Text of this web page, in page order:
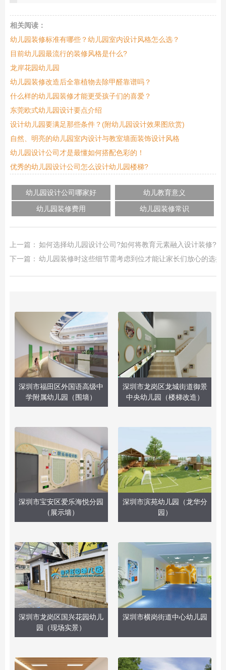
相关阅读：
幼儿园装修标准有哪些？幼儿园室内设计风格怎么选？
目前幼儿园最流行的装修风格是什么?
龙岸花园幼儿园
幼儿园装修改造后全靠植物去除甲醛靠谱吗？
什么样的幼儿园装修才能更受孩子们的喜爱？
东莞欧式幼儿园设计要点介绍
设计幼儿园要满足那些条件？(附幼儿园设计效果图欣赏)
自然、明亮的幼儿园室内设计与教室墙面装饰设计风格
幼儿园设计公司才是最懂如何搭配色彩的！
优秀的幼儿园设计公司怎么设计幼儿园楼梯?
幼儿园设计公司哪家好
幼儿教育意义
幼儿园装修费用
幼儿园装修常识
上一篇： 如何选择幼儿园设计公司?如何将教育元素融入设计装修?
下一篇： 幼儿园装修时这些细节需考虑到位才能让家长们放心的选择
深圳市福田区外国语高级中
学附属幼儿园（围墙）
深圳市龙岗区龙城街道御景
中央幼儿园（楼梯改造）
深圳市宝安区爱乐海悦分园
（展示墙）
深圳市滨苑幼儿园（龙华分
园）
深圳市龙岗区国兴花园幼儿
园（现场实景）
深圳市横岗街道中心幼儿园